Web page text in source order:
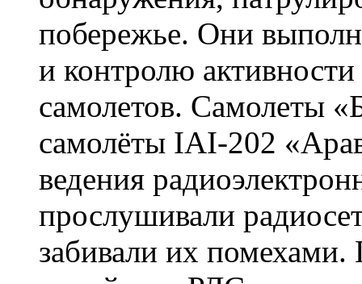
побережье. Они
и контролю
самолетов. Самолеты
самолёты IAI-202
ведения
прослушивали
забивали их